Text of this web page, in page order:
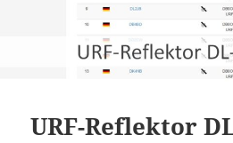
URF-Reflektor